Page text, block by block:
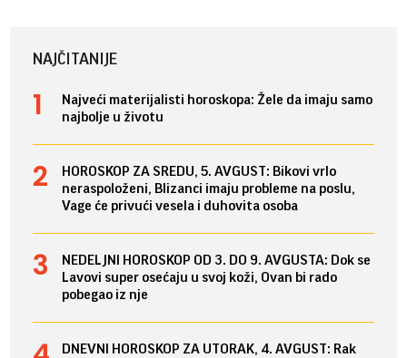
NAJČITANIJE
Najveći materijalisti horoskopa: Žele da imaju samo
najbolje u životu
HOROSKOP ZA SREDU, 5. AVGUST: Bikovi vrlo
neraspoloženi, Blizanci imaju probleme na poslu,
Vage će privući vesela i duhovita osoba
NEDELJNI HOROSKOP OD 3. DO 9. AVGUSTA: Dok se
Lavovi super osećaju u svoj koži, Ovan bi rado
pobegao iz nje
DNEVNI HOROSKOP ZA UTORAK, 4. AVGUST: Rak